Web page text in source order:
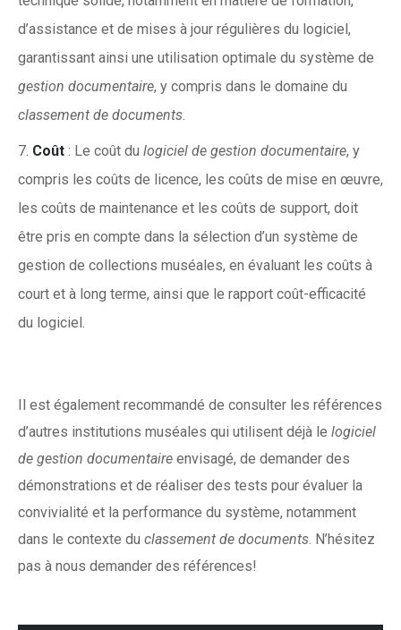
d’assistance et de mises à jour régulières du logiciel,
garantissant ainsi une utilisation optimale du système de
gestion documentaire, y compris dans le domaine du
classement de documents.
Coût : Le coût du logiciel de gestion documentaire, y
compris les coûts de licence, les coûts de mise en œuvre,
les coûts de maintenance et les coûts de support, doit
être pris en compte dans la sélection d’un système de
gestion de collections muséales, en évaluant les coûts à
court et à long terme, ainsi que le rapport coût-efficacité
du logiciel.
Il est également recommandé de consulter les références
d’autres institutions muséales qui utilisent déjà le logiciel
de gestion documentaire envisagé, de demander des
démonstrations et de réaliser des tests pour évaluer la
convivialité et la performance du système, notamment
dans le contexte du classement de documents. N’hésitez
pas à nous demander des références!